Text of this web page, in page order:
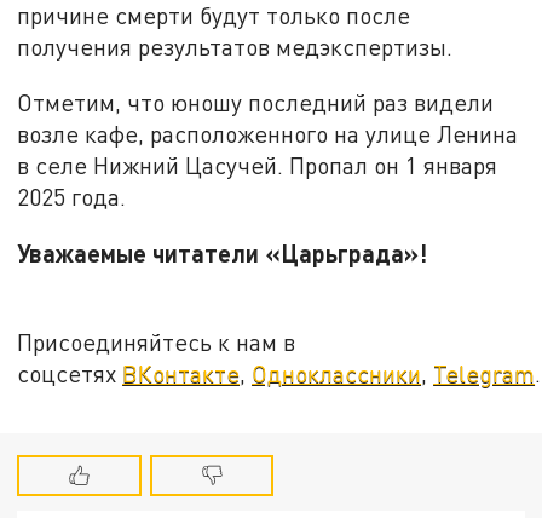
причине смерти будут только после
получения результатов медэкспертизы.
Отметим, что юношу последний раз видели
возле кафе, расположенного на улице Ленина
в селе Нижний Цасучей. Пропал он 1 января
2025 года.
Уважаемые читатели «Царьграда»!
Присоединяйтесь к нам в
соцсетях ВКонтакте Одноклассники Telegram